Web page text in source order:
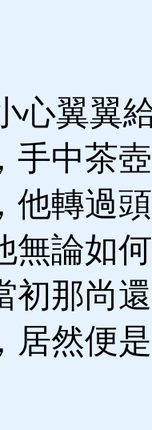
翼翼
手中茶
他轉過
無論如
初那尚
居然便